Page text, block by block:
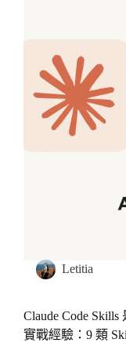
Letitia
Claude Code
實戰經驗：9 類